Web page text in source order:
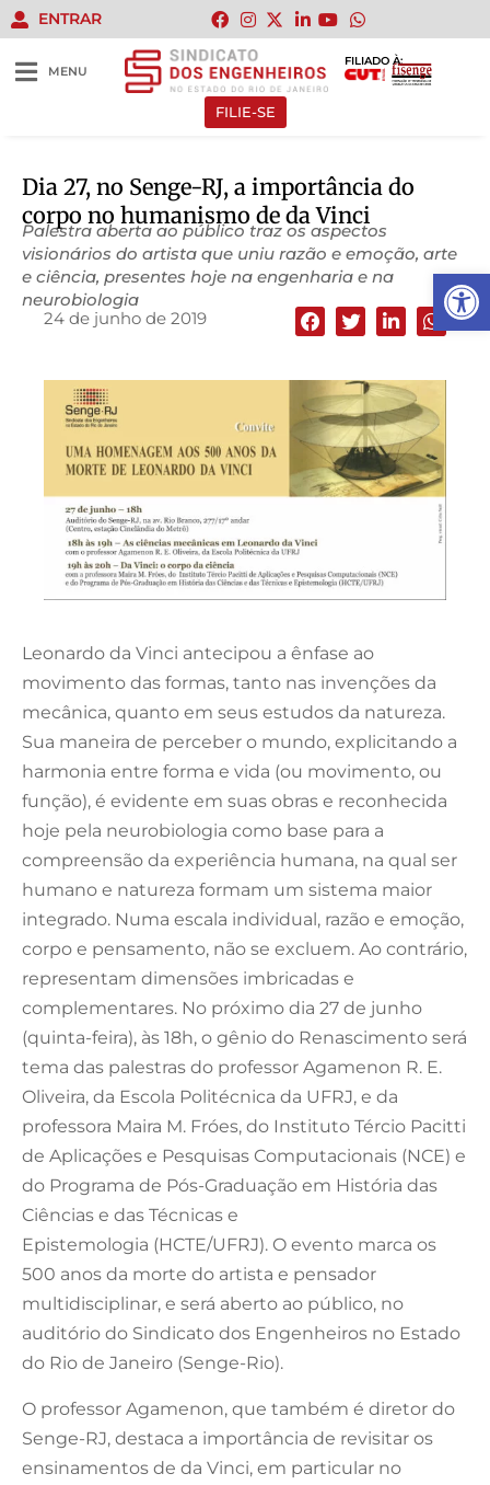
Abrir
ENTRAR
MENU
FILIADO À:
FILIE-SE
Dia 27, no Senge-RJ, a importância do
corpo no humanismo de da Vinci
Palestra aberta ao público traz os aspectos
visionários do artista que uniu razão e emoção, arte
e ciência, presentes hoje na engenharia e na
neurobiologia
24 de junho de 2019
Leonardo da Vinci antecipou a ênfase ao
movimento das formas, tanto nas invenções da
mecânica, quanto em seus estudos da natureza.
Sua maneira de perceber o mundo, explicitando a
harmonia entre forma e vida (ou movimento, ou
função), é evidente em suas obras e reconhecida
hoje pela neurobiologia como base para a
compreensão da experiência humana, na qual ser
humano e natureza formam um sistema maior
integrado. Numa escala individual, razão e emoção,
corpo e pensamento, não se excluem. Ao contrário,
representam dimensões imbricadas e
complementares. No próximo dia 27 de junho
(quinta-feira), às 18h, o gênio do Renascimento será
tema das palestras do professor Agamenon R. E.
Oliveira, da Escola Politécnica da UFRJ, e da
professora Maira M. Fróes, do Instituto Tércio Pacitti
de Aplicações e Pesquisas Computacionais (NCE) e
do Programa de Pós-Graduação em História das
Ciências e das Técnicas e
Epistemologia (HCTE/UFRJ). O evento marca os
500 anos da morte do artista e pensador
multidisciplinar, e será aberto ao público, no
auditório do Sindicato dos Engenheiros no Estado
do Rio de Janeiro (Senge-Rio).
O professor Agamenon, que também é diretor do
Senge-RJ, destaca a importância de revisitar os
ensinamentos de da Vinci, em particular no